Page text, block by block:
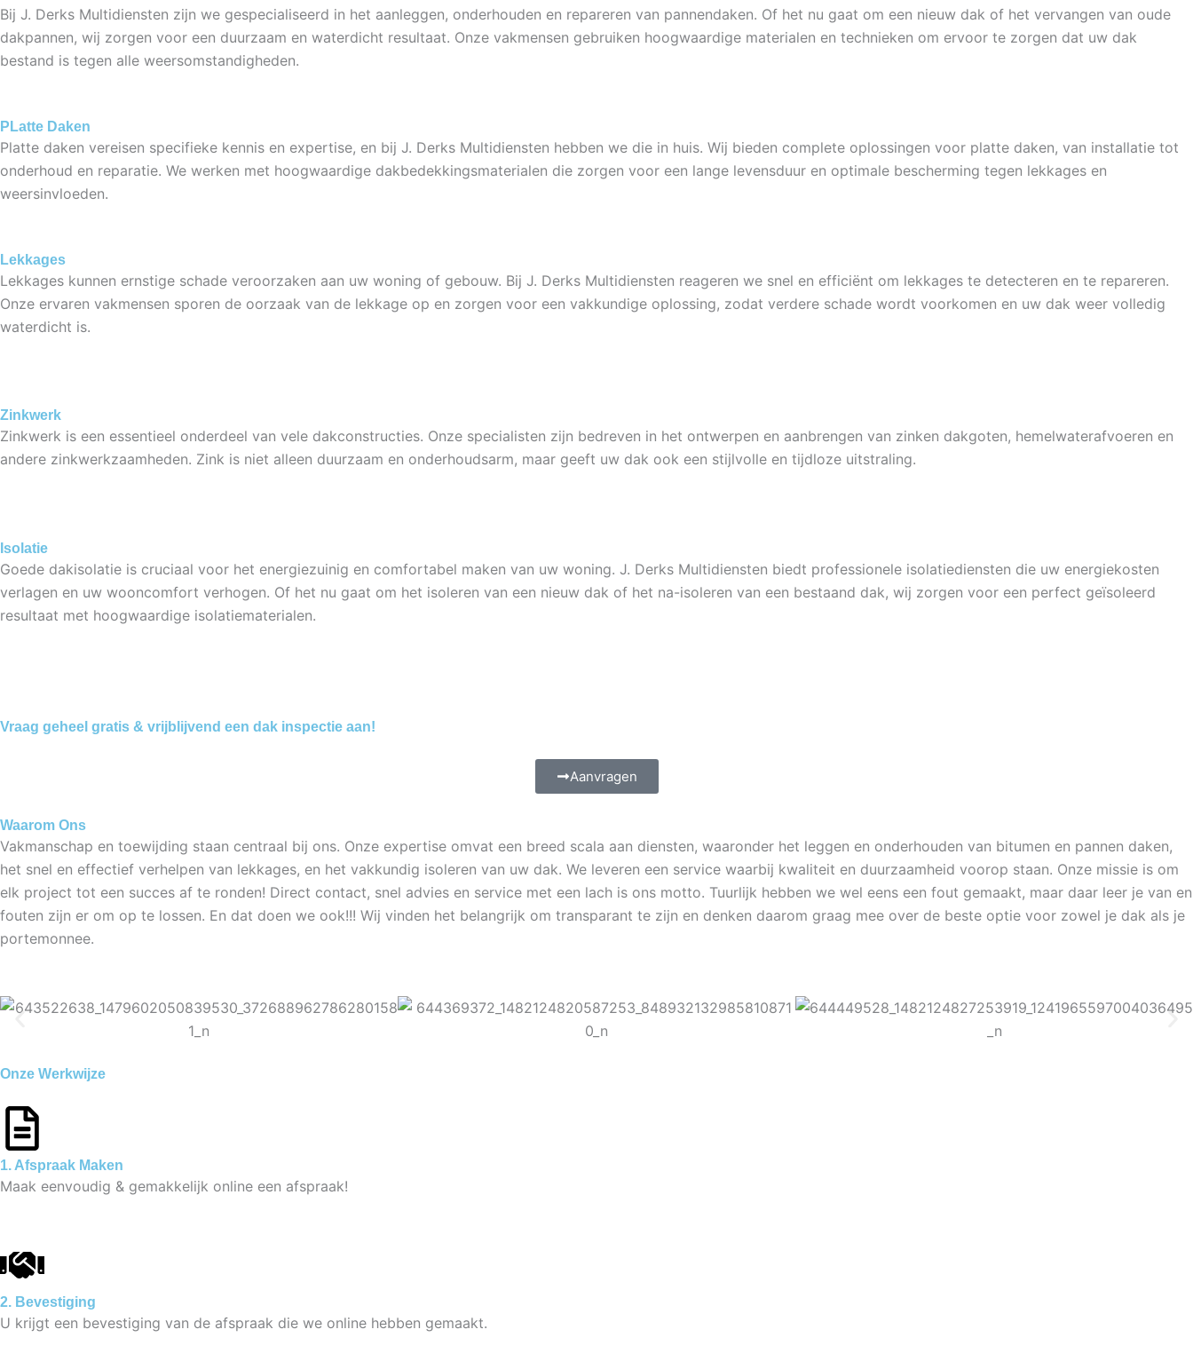
Bij J. Derks Multidiensten zijn we gespecialiseerd in het aanleggen, onderhouden en repareren van pannendaken. Of het nu gaat om een nieuw dak of het vervangen van oude
dakpannen, wij zorgen voor een duurzaam en waterdicht resultaat. Onze vakmensen gebruiken hoogwaardige materialen en technieken om ervoor te zorgen dat uw dak
bestand is tegen alle weersomstandigheden.
PLatte Daken
Platte daken vereisen specifieke kennis en expertise, en bij J. Derks Multidiensten hebben we die in huis. Wij bieden complete oplossingen voor platte daken, van installatie tot
onderhoud en reparatie. We werken met hoogwaardige dakbedekkingsmaterialen die zorgen voor een lange levensduur en optimale bescherming tegen lekkages en
weersinvloeden.
Lekkages
Lekkages kunnen ernstige schade veroorzaken aan uw woning of gebouw. Bij J. Derks Multidiensten reageren we snel en efficiënt om lekkages te detecteren en te repareren.
Onze ervaren vakmensen sporen de oorzaak van de lekkage op en zorgen voor een vakkundige oplossing, zodat verdere schade wordt voorkomen en uw dak weer volledig
waterdicht is.
Zinkwerk
Zinkwerk is een essentieel onderdeel van vele dakconstructies. Onze specialisten zijn bedreven in het ontwerpen en aanbrengen van zinken dakgoten, hemelwaterafvoeren en
andere zinkwerkzaamheden. Zink is niet alleen duurzaam en onderhoudsarm, maar geeft uw dak ook een stijlvolle en tijdloze uitstraling.
Isolatie
Goede dakisolatie is cruciaal voor het energiezuinig en comfortabel maken van uw woning. J. Derks Multidiensten biedt professionele isolatiediensten die uw energiekosten
verlagen en uw wooncomfort verhogen. Of het nu gaat om het isoleren van een nieuw dak of het na-isoleren van een bestaand dak, wij zorgen voor een perfect geïsoleerd
resultaat met hoogwaardige isolatiematerialen.
Vraag geheel gratis & vrijblijvend een dak inspectie aan!
Aanvragen
Waarom Ons
Vakmanschap en toewijding staan centraal bij ons. Onze expertise omvat een breed scala aan diensten, waaronder het leggen en onderhouden van bitumen en pannen daken,
het snel en effectief verhelpen van lekkages, en het vakkundig isoleren van uw dak. We leveren een service waarbij kwaliteit en duurzaamheid voorop staan. Onze missie is om
elk project tot een succes af te ronden! Direct contact, snel advies en service met een lach is ons motto. Tuurlijk hebben we wel eens een fout gemaakt, maar daar leer je van en
fouten zijn er om op te lossen. En dat doen we ook!!! Wij vinden het belangrijk om transparant te zijn en denken daarom graag mee over de beste optie voor zowel je dak als je
portemonnee.
Onze Werkwijze
1. Afspraak Maken
Maak eenvoudig & gemakkelijk online een afspraak!
2. Bevestiging
U krijgt een bevestiging van de afspraak die we online hebben gemaakt.